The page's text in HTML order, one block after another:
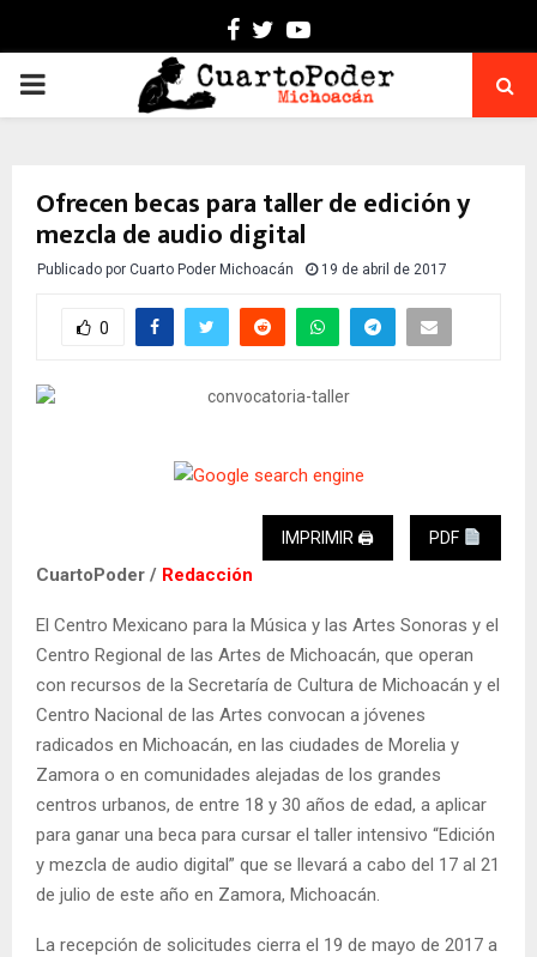
Facebook
TwitterYoutube
PRIMARY
Ofrecen becas para taller de edición y
mezcla de audio digital
Publicado por Cuarto Poder Michoacán 19 de abril de 2017
0
IMPRIMIR 🖨 PDF
CuartoPoder / Redacción
El Centro Mexicano para la Música y las Artes Sonoras y el
Centro Regional de las Artes de Michoacán, que operan
con recursos de la Secretaría de Cultura de Michoacán y el
Centro Nacional de las Artes convocan a jóvenes
radicados en Michoacán, en las ciudades de Morelia y
Zamora o en comunidades alejadas de los grandes
centros urbanos, de entre 18 y 30 años de edad, a aplicar
para ganar una beca para cursar el taller intensivo “Edición
y mezcla de audio digital” que se llevará a cabo del 17 al 21
de julio de este año en Zamora, Michoacán.
La recepción de solicitudes cierra el 19 de mayo de 2017 a